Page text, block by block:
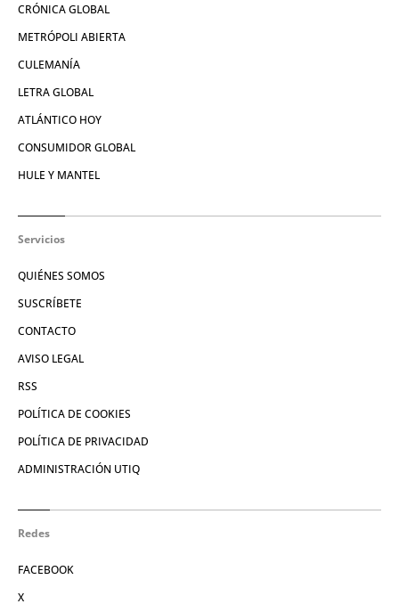
CRÓNICA GLOBAL
METRÓPOLI ABIERTA
CULEMANÍA
LETRA GLOBAL
ATLÁNTICO HOY
CONSUMIDOR GLOBAL
HULE Y MANTEL
Servicios
QUIÉNES SOMOS
SUSCRÍBETE
CONTACTO
AVISO LEGAL
RSS
POLÍTICA DE COOKIES
POLÍTICA DE PRIVACIDAD
ADMINISTRACIÓN UTIQ
Redes
FACEBOOK
X